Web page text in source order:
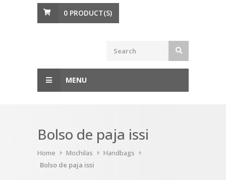
0 PRODUCT(S)
MENU
Bolso de paja issi
Home Mochilas
Handbags
Bolso de paja issi